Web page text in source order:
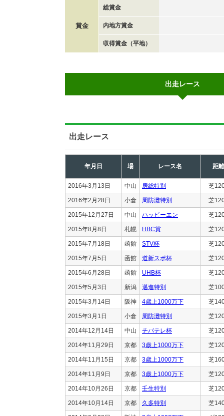
賞金
総賞金
内地方賞金
収得賞金（平地）
出走レース
出走レース
年月日 場 レース名 距離
2016年3月13日 中山 房総特別 芝
2016年2月28日 小倉 周防灘特別 芝
2015年12月27日 中山 ハッピーエン 芝
2015年8月8日 札幌 HBC賞 芝
2015年7月18日 函館 STV杯 芝
2015年7月5日 函館 道新スポ杯 芝
2015年6月28日 函館 UHB杯 芝
2015年5月3日 新潟 邁進特別 芝
2015年3月14日 阪神 4歳上1000万下 芝
2015年3月1日 小倉 周防灘特別 芝
2014年12月14日 中山 チバテレ杯 芝
2014年11月29日 京都 3歳上1000万下 芝
2014年11月15日 京都 3歳上1000万下 芝
2014年11月9日 京都 3歳上1000万下 芝
2014年10月26日 京都 壬生特別 芝
2014年10月14日 京都 久多特別 芝